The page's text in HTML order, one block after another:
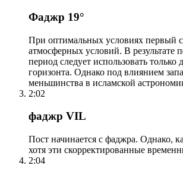
Фаджр 19°
При оптимальных условиях первый
атмосферных условий. В результате
период следует использовать
горизонта. Однако под влиянием
меньшинства в исламской
2:02
фаджр VIL
Пост начинается с фаджра. Однако,
хотя эти скорректированные
2:04